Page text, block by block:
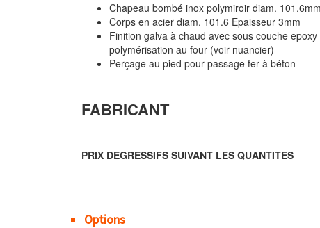
Chapeau bombé inox polymiroir diam. 101.6mm
Corps en acier diam. 101.6 Epaisseur 3mm
Finition galva à chaud avec sous couche
polymérisation au four (voir nuancier)
Perçage au pied pour passage fer à béton
FABRICANT
PRIX DEGRESSIFS SUIVANT LES QUANTITES
Options